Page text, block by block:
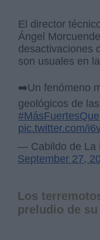
El director
Ángel
desactivaciones
son usuales en
➡️Un fenómeno
geológicos de
pic.twitter.com/
— Cabildo de La
September 27,
Los
preludio de